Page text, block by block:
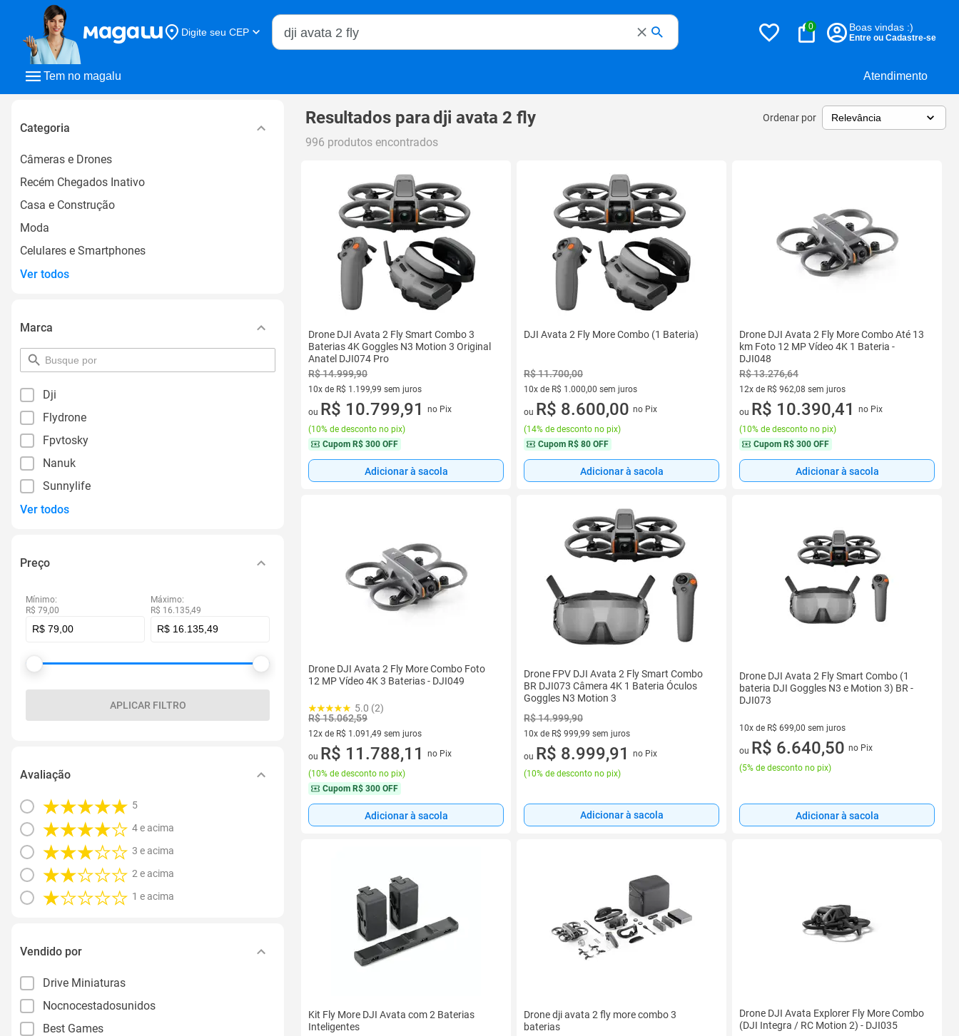
Tem no magalu Atendimento
Digite seu CEP
Buscar no Magalu
0 Boas vindas :)
Entre ou Cadastre-se
Categoria
Câmeras e Drones
Recém Chegados Inativo
Casa e Construção
Moda
Celulares e Smartphones
Ver todos
Marca
pesquisar
por
Dji
Flydrone
Fpvtosky
Nanuk
Sunnylife
Ver todos
Preço
Mínimo:
R$ 79,00
Máximo:
R$ 16.135,49
APLICAR FILTRO
Avaliação
5
4 e acima
3 e acima
2 e acima
1 e acima
Vendido por
Drive Miniaturas
Nocnocestadosunidos
Best Games
Resultados paradji avata 2 fly Ordenar por
996 produtos encontrados
Drone DJI Avata 2 Fly Smart Combo 3
Baterias 4K Goggles N3 Motion 3 Original
Anatel DJI074 Pro
R$ 14.999,90
10x de R$ 1.199,99 sem juros
10 vez de R$ 1.199,99 sem juros
ou R$ 10.799,91
no Pix
(10% de desconto no pix)
Cupom R$ 300 OFF
Adicionar à sacola
DJI Avata 2 Fly More Combo (1 Bateria)
R$ 11.700,00
10x de R$ 1.000,00 sem juros
10 vez de R$ 1.000,00 sem juros
ou R$ 8.600,00 no Pix
(14% de desconto no pix)
Cupom R$ 80 OFF
Adicionar à sacola
Drone DJI Avata 2 Fly More Combo Até 13
km Foto 12 MP Vídeo 4K 1 Bateria -
DJI048
R$ 13.276,64
12x de R$ 962,08 sem juros
12 vez de R$ 962,08 sem juros
ou R$ 10.390,41
no Pix
(10% de desconto no pix)
Cupom R$ 300 OFF
Adicionar à sacola
Drone DJI Avata 2 Fly More Combo Foto
12 MP Vídeo 4K 3 Baterias - DJI049
5.0 (2)
R$ 15.062,59
12x de R$ 1.091,49 sem juros
12 vez de R$ 1.091,49 sem juros
ou R$ 11.788,11
no Pix
(10% de desconto no pix)
Cupom R$ 300 OFF
Adicionar à sacola
Drone FPV DJI Avata 2 Fly Smart Combo
BR DJI073 Câmera 4K 1 Bateria Óculos
Goggles N3 Motion 3
R$ 14.999,90
10x de R$ 999,99 sem juros
10 vez de R$ 999,99 sem juros
ou R$ 8.999,91
no Pix
(10% de desconto no pix)
Adicionar à sacola
Drone DJI Avata 2 Fly Smart Combo (1
bateria DJI Goggles N3 e Motion 3) BR -
DJI073
10x de R$ 699,00 sem juros
10 vez de R$ 699,00 sem juros
ou R$ 6.640,50 no Pix
(5% de desconto no pix)
Adicionar à sacola
Kit Fly More DJI Avata com 2 Baterias
Inteligentes
Drone dji avata 2 fly more combo 3
baterias
Drone DJI Avata Explorer Fly More Combo
(DJI Integra / RC Motion 2) - DJI035